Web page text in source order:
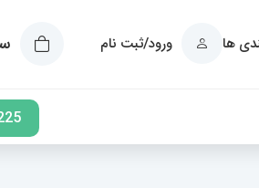
ها ورود/ثبت نام